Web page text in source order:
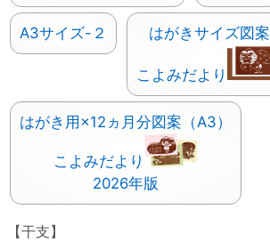
A3サイズ-２ はがきサイズ図案
こよみだより
はがき用×12ヵ月分図案（A3）
こよみだより
2026年版
【干支】